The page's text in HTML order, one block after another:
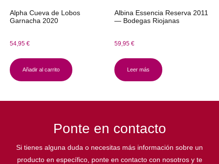
Alpha Cueva de Lobos
Garnacha 2020
54,95 €
Añadir al carrito
Albina Essencia Reserva 2011
— Bodegas Riojanas
59,95 €
Leer más
Ponte en contacto
Si tienes alguna duda o necesitas más información sobre un
producto en específico, ponte en contacto con nosotros y te